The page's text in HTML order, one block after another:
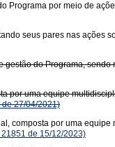
por meio de
seus pares nas ações
do Programa,
por uma equipe
27/04/2021)
composta por uma
de 15/12/2023)